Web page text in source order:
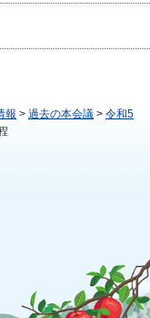
報 > 過去の本会議 > 令和5